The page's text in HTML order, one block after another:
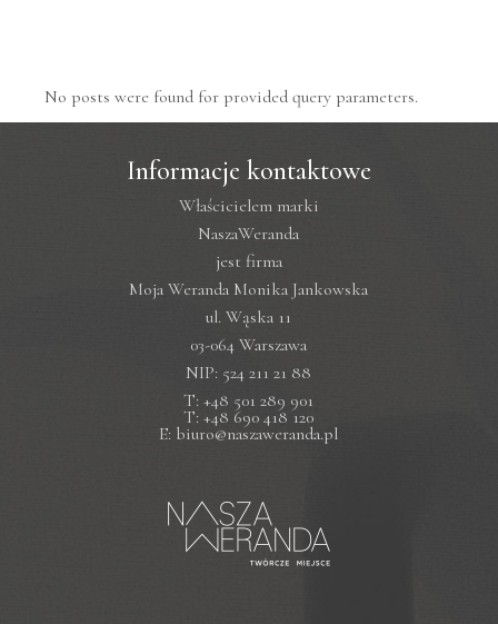
No posts were found for provided query parameters.
Informacje kontaktowe
Właścicielem marki
NaszaWeranda
jest firma
Moja Weranda Monika Jankowska
ul. Wąska 11
03-064 Warszawa
NIP: 524 211 21 88
T: +48 501 289 901
T: +48 690 418 120
E: biuro@naszaweranda.pl